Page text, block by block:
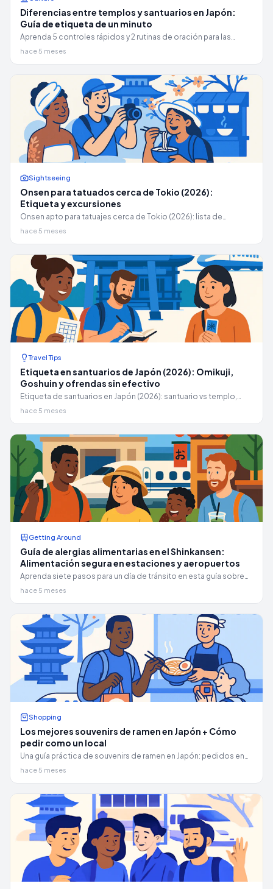
Diferencias entre templos y santuarios en Japón:
Guía de etiqueta de un minuto
Aprenda 5 controles rápidos y 2 rutinas de oración para las
diferencias entre templos y santuarios en Japón, además de
2026 ofrendas sin efectivo y límites de goshuin.
hace 5 meses
Sightseeing
Onsen para tatuados cerca de Tokio (2026):
Etiqueta y excursiones
Onsen apto para tatuajes cerca de Tokio (2026): lista de
etiqueta, árbol de decisiones sobre baños privados o con
pegatinas y excursiones de un día a Toyosu Manyo Club y
Hakone.
hace 5 meses
Travel Tips
Etiqueta en santuarios de Japón (2026): Omikuji,
Goshuin y ofrendas sin efectivo
Etiqueta de santuarios en Japón (2026): santuario vs templo,
pasos temizuya, significado de omikuji, frases goshuin, tarifas y
ofrendas sin efectivo.
hace 5 meses
Getting Around
Guía de alergias alimentarias en el Shinkansen:
Alimentación segura en estaciones y aeropuertos
Aprenda siete pasos para un día de tránsito en esta guía sobre
alergias alimentarias en Shinkansen: controles de konbini,
tácticas de ekiben, pictogramas de Narita y retrasos en las
aerolíneas.
hace 5 meses
Shopping
Los mejores souvenirs de ramen en Japón + Cómo
pedir como un local
Una guía práctica de souvenirs de ramen en Japón: pedidos en
máquinas expendedoras de billetes, conceptos básicos del
tsukemen y exactamente qué comprar y dónde.
hace 5 meses